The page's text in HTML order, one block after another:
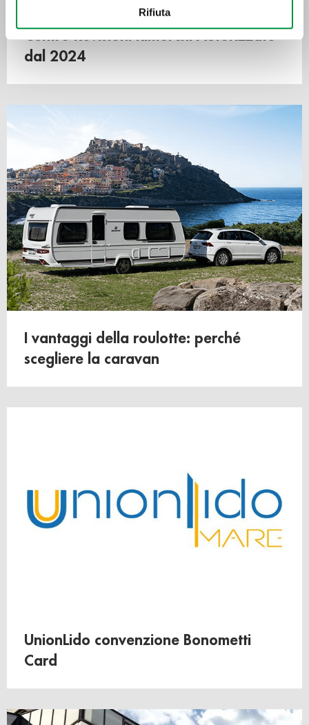
geografica, con un'approssimazione di qualche
metro,
attivamente alla ricerca di caratteristiche specifiche
(impronte digitali).
Approfondisci come vengono elaborati i tuoi dati personali
e imposta le tue preferenze nella
modificare o ritirare il tuo consenso in qualsiasi momento
dalla Dichiarazione sui cookie.
Utilizziamo i cookie per personalizzare contenuti ed
annunci, per fornire funzionalità dei social media e per
analizzare il nostro traffico. Condividiamo inoltre
informazioni sul modo in cui utilizza il nostro sito con i
nostri partner che si occupano di analisi dei dati web,
pubblicità e social media, i quali potrebbero combinarle
con altre informazioni che ha fornito loro o che hanno
Rifiuta
Centro Revisioni Rimorchi Autorizzato
dal 2024
I vantaggi della roulotte: perché
scegliere la caravan
UnionLido convenzione Bonometti
Card